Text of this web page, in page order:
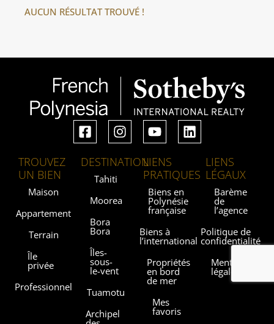
AUCUN RÉSULTAT TROUVÉ !
TROUVEZ
UN BIEN
Maison
Appartement
Terrain
Île
privée
Professionnel
DESTINATION
Tahiti
Moorea
Bora
Bora
Îles-
sous-
le-vent
Tuamotu
Archipel
LIENS
PRATIQUES
Biens en
Polynésie
française
Biens à
l’international
Propriétés
en bord
de mer
Mes
favoris
LIENS
LÉGAUX
Barème
de
l’agence
Politique de
confidentialité
Mentions
légales